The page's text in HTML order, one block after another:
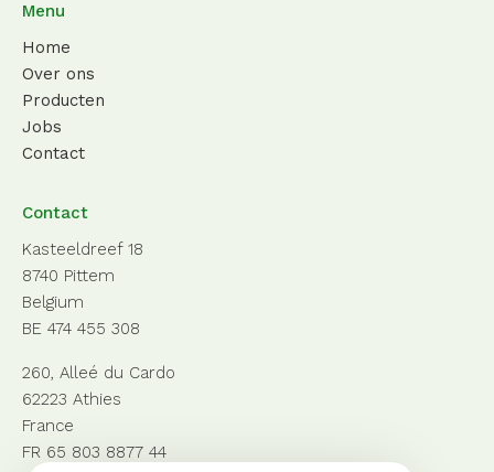
Menu
Home
Over ons
Producten
Jobs
Contact
Contact
Kasteeldreef 18
8740 Pittem
Belgium
BE 474 455 308
260, Alleé du Cardo
62223 Athies
France
FR 65 803 8877 44